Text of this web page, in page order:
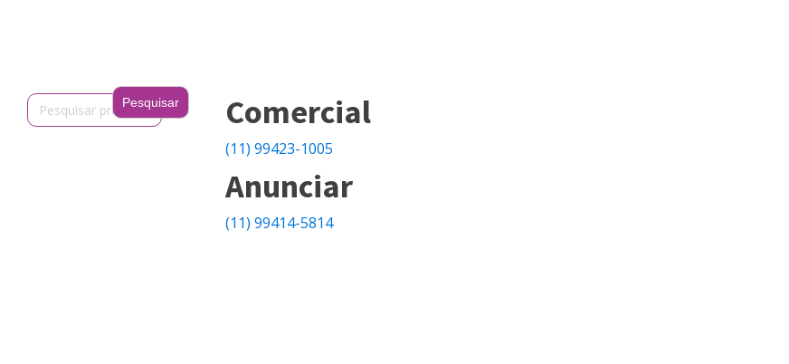
Search
for: Comercial
(11) 99423-1005
Anunciar
(11) 99414-5814